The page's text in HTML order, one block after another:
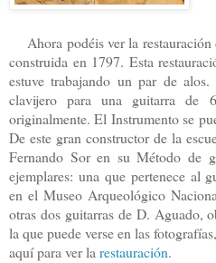
Ahora podéis ver la
construida en 1797. Esta
estuve trabajando un par de
clavijero para una guitarra de
originalmente. El Instrumento se
De este gran constructor de la
Fernando Sor en su Método de
ejemplares: una que pertenece al
en el Museo Arqueológico
otras dos guitarras de D. Aguado,
la que puede verse en las
aquí para ver la restauración.